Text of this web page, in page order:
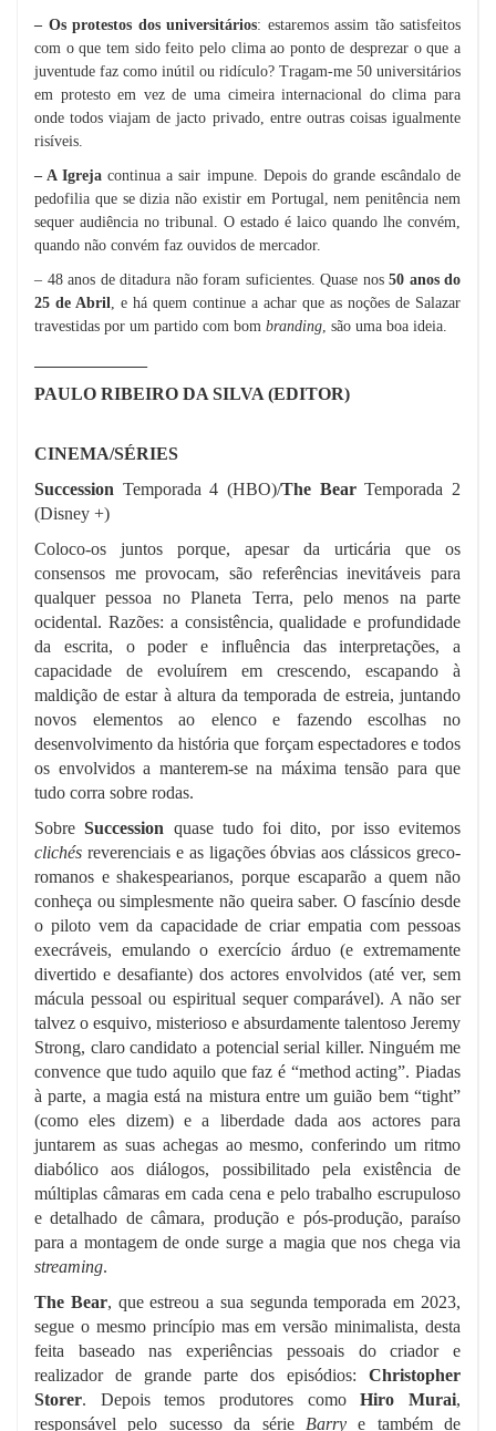
– Os protestos dos universitários: estaremos assim tão satisfeitos
com o que tem sido feito pelo clima ao ponto de desprezar o que a
juventude faz como inútil ou ridículo? Tragam-me 50 universitários
em protesto em vez de uma cimeira internacional do clima para
onde todos viajam de jacto privado, entre outras coisas igualmente
risíveis.
– A Igreja continua a sair impune. Depois do grande escândalo de
pedofilia que se dizia não existir em Portugal, nem penitência nem
sequer audiência no tribunal. O estado é laico quando lhe convém,
quando não convém faz ouvidos de mercador.
– 48 anos de ditadura não foram suficientes. Quase nos 50 anos do
25 de Abril , e há quem continue a achar que as noções de Salazar
travestidas por um partido com bom branding , são uma boa ideia.
PAULO RIBEIRO DA SILVA (EDITOR)
CINEMA/SÉRIES
Succession Temporada 4 (HBO)/The BearTemporada 2
(Disney +)
Coloco-os juntos porque, apesar da urticária que os
consensos me provocam, são referências inevitáveis para
qualquer pessoa no Planeta Terra, pelo menos na parte
ocidental. Razões: a consistência, qualidade e profundidade
da escrita, o poder e influência das interpretações, a
capacidade de evoluírem em crescendo, escapando à
maldição de estar à altura da temporada de estreia, juntando
novos elementos ao elenco e fazendo escolhas no
desenvolvimento da história que forçam espectadores e todos
os envolvidos a manterem-se na máxima tensão para que
tudo corra sobre rodas.
SobreSuccession quase tudo foi dito, por isso evitemos
clichés reverenciais e as ligações óbvias aos clássicos greco-
romanos e shakespearianos, porque escaparão a quem não
conheça ou simplesmente não queira saber. O fascínio desde
o piloto vem da capacidade de criar empatia com pessoas
execráveis, emulando o exercício árduo (e extremamente
divertido e desafiante) dos actores envolvidos (até ver, sem
mácula pessoal ou espiritual sequer comparável). A não ser
talvez o esquivo, misterioso e absurdamente talentoso Jeremy
Strong, claro candidato a potencial serial killer. Ninguém me
convence que tudo aquilo que faz é “method acting”. Piadas
à parte, a magia está na mistura entre um guião bem “tight”
(como eles dizem) e a liberdade dada aos actores para
juntarem as suas achegas ao mesmo, conferindo um ritmo
diabólico aos diálogos, possibilitado pela existência de
múltiplas câmaras em cada cena e pelo trabalho escrupuloso
e detalhado de câmara, produção e pós-produção, paraíso
para a montagem de onde surge a magia que nos chega via
streaming.
The Bear, que estreou a sua segunda temporada em 2023,
segue o mesmo princípio mas em versão minimalista, desta
feita baseado nas experiências pessoais do criador e
realizador de grande parte dos episódios: Christopher
Storer. Depois temos produtores comoHiro Murai,
responsável pelo sucesso da série Barrye também de